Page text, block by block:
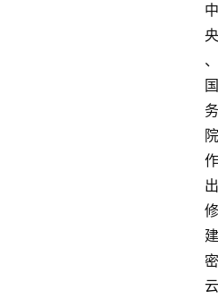
中
央
、
国
务
院
作
出
修
建
密
云